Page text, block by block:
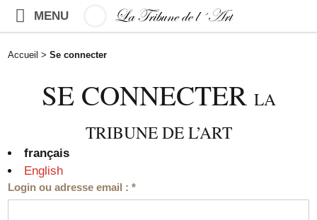
MENU
Accueil > Se connecter
SE CONNECTER LA
TRIBUNE DE L’ART
français
English
Login ou adresse email :*